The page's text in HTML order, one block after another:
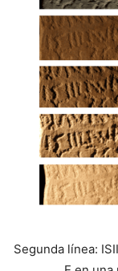
Segunda línea: